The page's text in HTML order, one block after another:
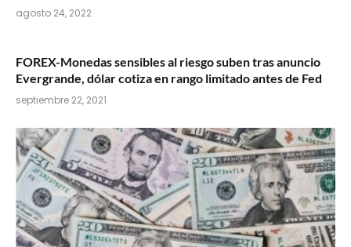
agosto 24, 2022
FOREX-Monedas sensibles al riesgo suben tras anuncio
Evergrande, dólar cotiza en rango limitado antes de Fed
septiembre 22, 2021